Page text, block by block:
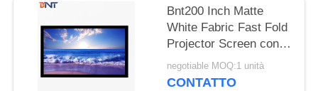
Bnt200 Inch Matte
White Fabric Fast Fold
Projector Screen con
telaio pieghevole
quadrato in alluminio
negotiable MOQ:1 unità
CONTATTO